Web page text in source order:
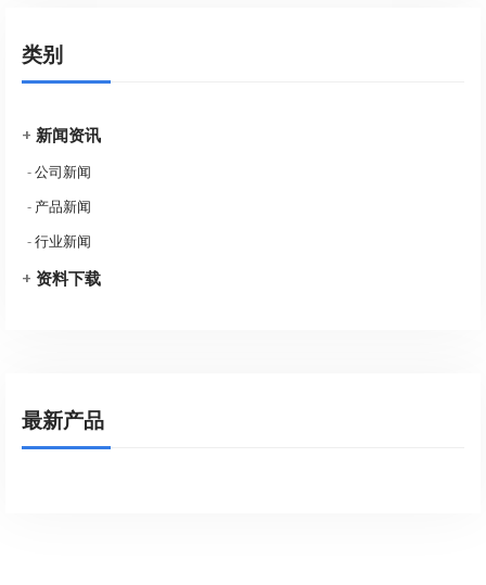
类别
+ 新闻资讯
-公司新闻
- 产品新闻
-行业新闻
+ 资料下载
最新产品